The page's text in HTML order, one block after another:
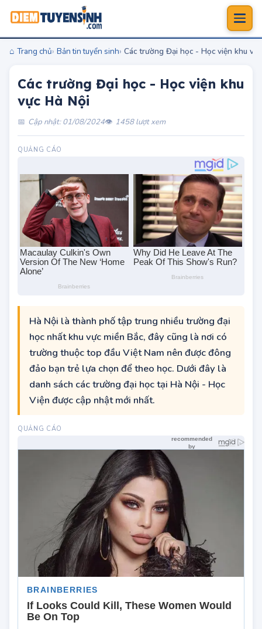
Trang chủ Bản tin tuyển sinh Các trường Đại học - Học viện khu
Các trường Đại học - Học viện khu
vực Hà Nội
Cập nhật: 01/08/2024 1458 lượt xem
Hà Nội là thành phố tập trung nhiều trường đại
học nhất khu vực miền Bắc, đây cũng là nơi có
trường thuộc top đầu Việt Nam nên được đông
đảo bạn trẻ lựa chọn để theo học. Dưới đây là
danh sách các trường đại học tại Hà Nội - Học
Viện được cập nhật mới nhất.